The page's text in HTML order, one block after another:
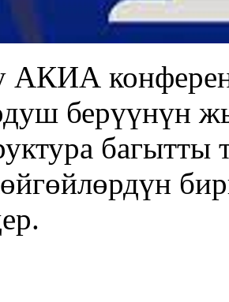
АКИА
берүүнүн
багытты